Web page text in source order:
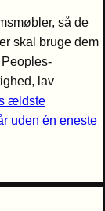
så de
skal bruge dem
lav
ældste
uden én eneste